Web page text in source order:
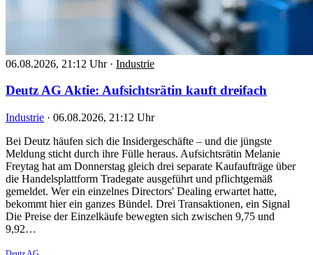
06.08.2026, 21:12 Uhr · Industrie
Deutz AG Aktie: Aufsichtsrätin kauft dreifach
Industrie · 06.08.2026, 21:12 Uhr
Bei Deutz häufen sich die Insidergeschäfte – und die jüngste
Meldung sticht durch ihre Fülle heraus. Aufsichtsrätin Melanie
Freytag hat am Donnerstag gleich drei separate Kaufaufträge über
die Handelsplattform Tradegate ausgeführt und pflichtgemäß
gemeldet. Wer ein einzelnes Directors' Dealing erwartet hatte,
bekommt hier ein ganzes Bündel. Drei Transaktionen, ein Signal
Die Preise der Einzelkäufe bewegten sich zwischen 9,75 und
9,92…